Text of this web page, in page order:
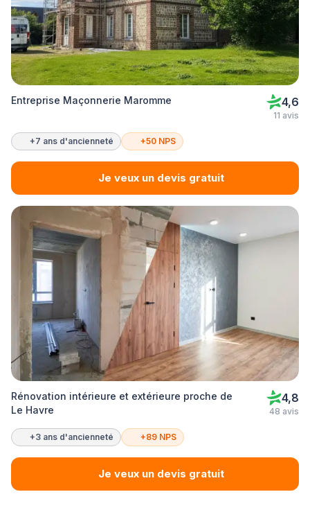
Entreprise Maçonnerie Maromme 4,6
11 avis
+7 ans d'ancienneté +50 NPS
Je veux un devis gratuit
Rénovation intérieure et extérieure proche de
Le Havre
4,8
48 avis
+3 ans d'ancienneté +89 NPS
Je veux un devis gratuit